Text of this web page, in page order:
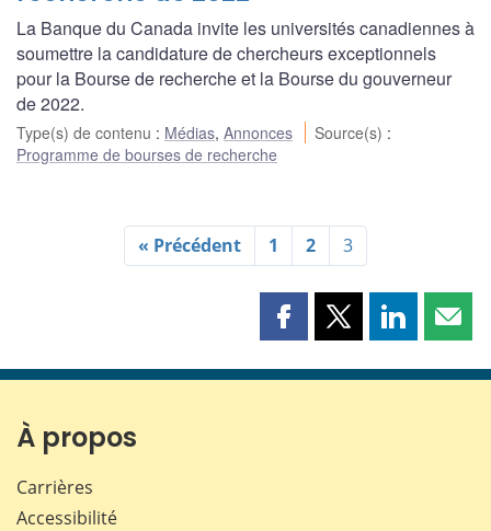
La Banque du Canada invite les universités canadiennes à
soumettre la candidature de chercheurs exceptionnels
pour la Bourse de recherche et la Bourse du gouverneur
de 2022.
Type(s) de contenu : Médias, Annonces Source(s) :
Programme de bourses de recherche
« Précédent 1 2 3
Partager
page
Partager
page
Partager
page page
À propos
Carrières
Accessibilité